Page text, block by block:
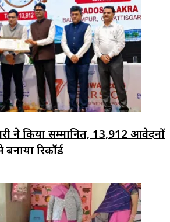
ने किया सम्मानित, 13,912 आवेदनों
रिकॉर्ड